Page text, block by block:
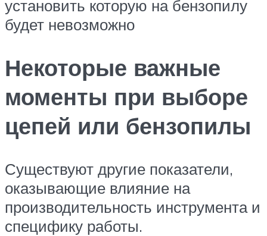
установить которую на бензопилу
будет невозможно
Некоторые важные
моменты при выборе
цепей или бензопилы
Существуют другие показатели,
оказывающие влияние на
производительность инструмента и
специфику работы.